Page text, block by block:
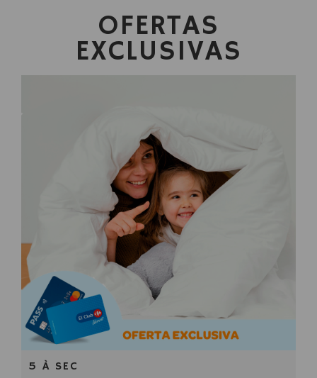
OFERTAS
EXCLUSIVAS
5 À SEC